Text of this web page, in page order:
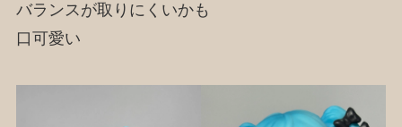
バランスが取りにくいかも
口可愛い